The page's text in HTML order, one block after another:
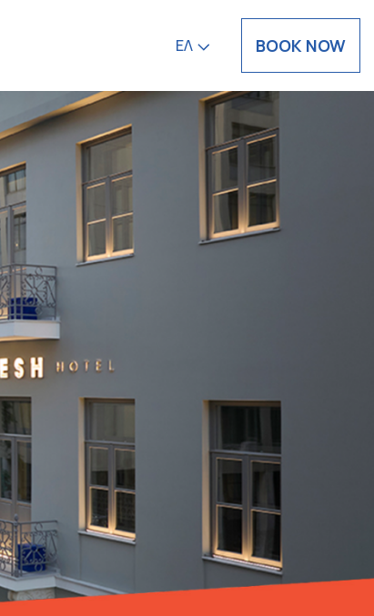
ΕΛ BOOK NOW